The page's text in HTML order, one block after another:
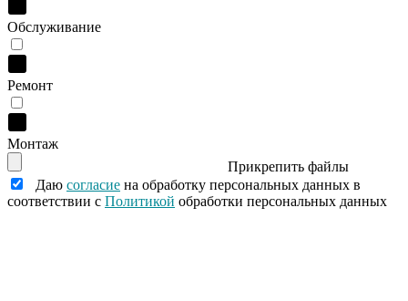
Обслуживание
Ремонт
Монтаж
Прикрепить файлы
Даю согласие на обработку персональных данных в
соответствии с Политикой обработки персональных данных